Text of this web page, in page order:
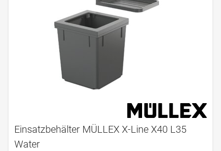
Einsatzbehälter MÜLLEX X-Line X40 L35
Water